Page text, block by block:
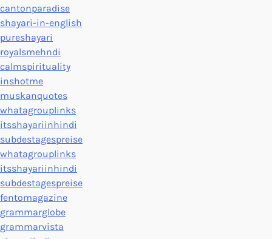
cantonparadise
shayari-in-english
pureshayari
royalsmehndi
calmspirituality
inshotme
muskanquotes
whatagrouplinks
itsshayariinhindi
subdestagespreise
whatagrouplinks
itsshayariinhindi
subdestagespreise
fentomagazine
grammarglobe
grammarvista